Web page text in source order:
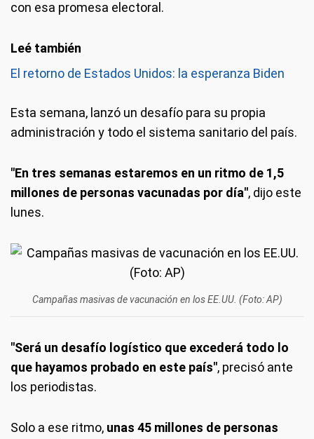
con esa promesa electoral.
El retorno de Estados Unidos: la esperanza Biden
Esta semana, lanzó un desafío para su propia
administración y todo el sistema sanitario del país.
"En tres semanas estaremos en un ritmo de 1,5
millones de personas vacunadas por día", dijo este
lunes.
Campañas masivas de vacunación en los EE.UU. (Foto: AP)
"Será un desafío logístico que excederá todo lo
que hayamos probado en este país", precisó ante
los periodistas.
Solo a ese ritmo, unas 45 millones de personas